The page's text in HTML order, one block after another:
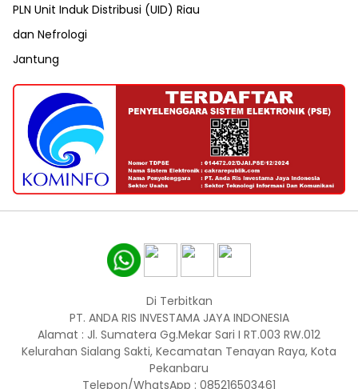
PLN Unit Induk Distribusi (UID) Riau
dan Nefrologi
Jantung
Di Terbitkan
PT. ANDA RIS INVESTAMA JAYA INDONESIA
Alamat : Jl. Sumatera Gg.Mekar Sari I RT.003 RW.012
Kelurahan Sialang Sakti, Kecamatan Tenayan Raya, Kota
Pekanbaru
Telepon/WhatsApp : 085216503461